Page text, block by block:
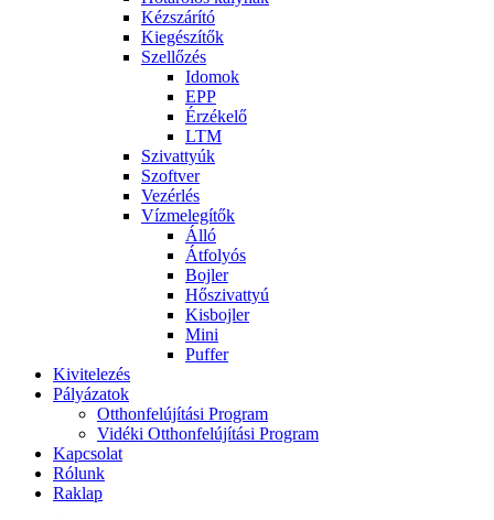
Kézszárító
Kiegészítők
Szellőzés
Idomok
EPP
Érzékelő
LTM
Szivattyúk
Szoftver
Vezérlés
Vízmelegítők
Álló
Átfolyós
Bojler
Hőszivattyú
Kisbojler
Mini
Puffer
Kivitelezés
Pályázatok
Otthonfelújítási Program
Vidéki Otthonfelújítási Program
Kapcsolat
Rólunk
Raklap